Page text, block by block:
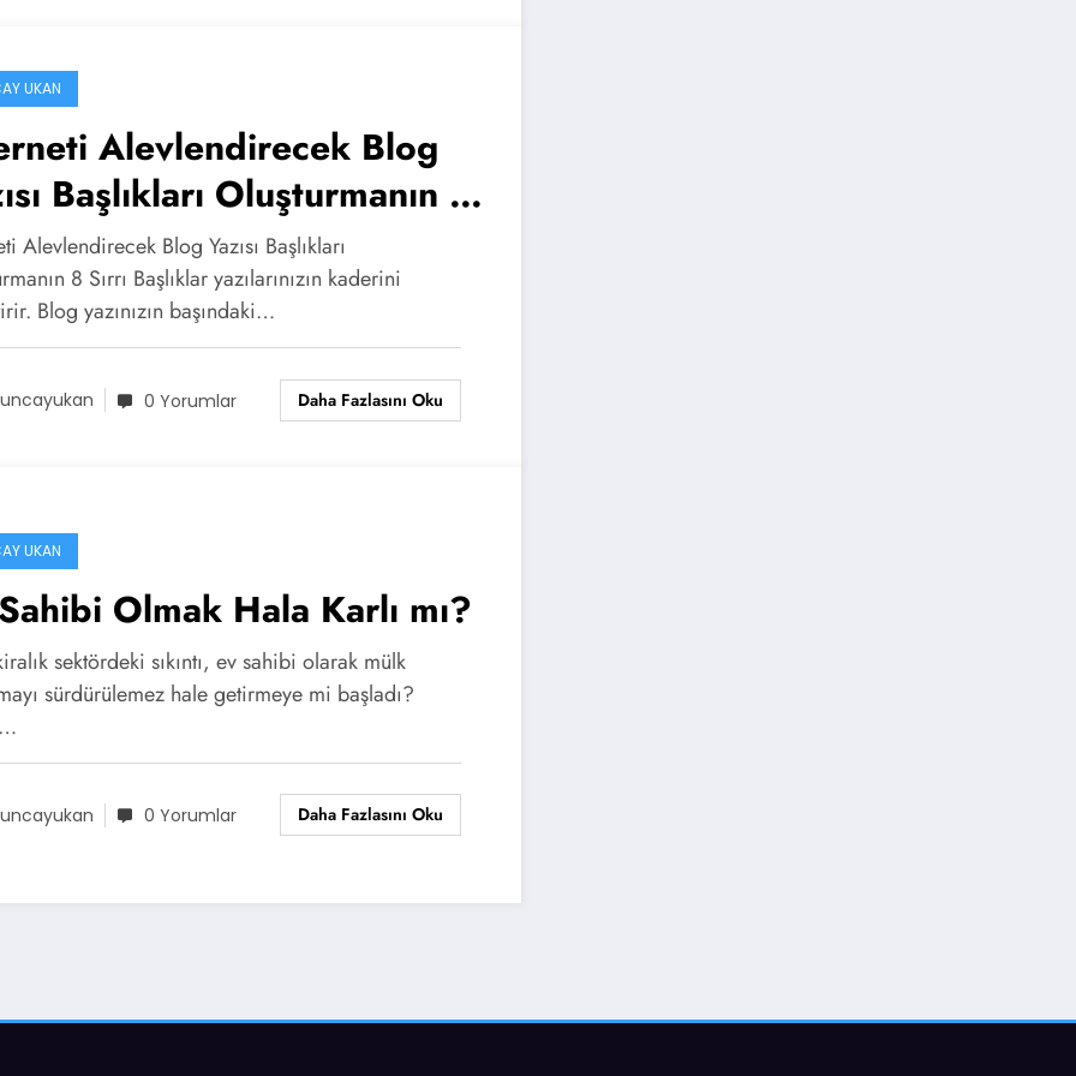
UKAN
Alevlendirecek Blog
Başlıkları Oluşturmanın 8
Alevlendirecek Blog Yazısı Başlıkları
8 Sırrı Başlıklar yazılarınızın kaderini
Blog yazınızın başındaki…
0 Yorumlar Daha Fazlasını Oku
UKAN
Olmak Hala Karlı mı?
sektördeki sıkıntı, ev sahibi olarak mülk
sürdürülemez hale getirmeye mi başladı?
0 Yorumlar Daha Fazlasını Oku